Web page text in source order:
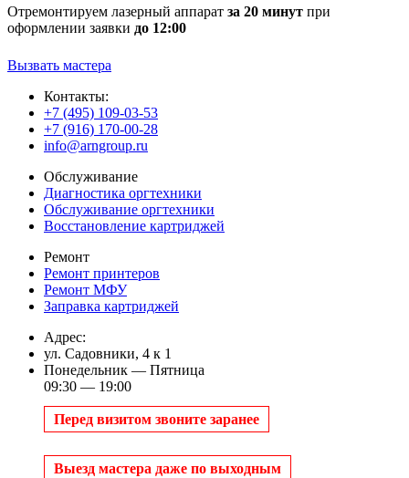
Отремонтируем лазерный аппарат за 20 минут при
оформлении заявки до 12:00
Вызвать мастера
Контакты:
+7 (495) 109-03-53
+7 (916) 170-00-28
info@arngroup.ru
Обслуживание
Диагностика оргтехники
Обслуживание оргтехники
Восстановление картриджей
Ремонт
Ремонт принтеров
Ремонт МФУ
Заправка картриджей
Адрес:
ул. Садовники, 4 к 1
Понедельник — Пятница
09:30 — 19:00
Перед визитом звоните заранее
Выезд мастера даже по выходным